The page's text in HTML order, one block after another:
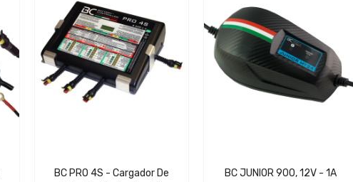
BC PRO 4S - Cargador De
BC JUNIOR 900, 12V - 1A